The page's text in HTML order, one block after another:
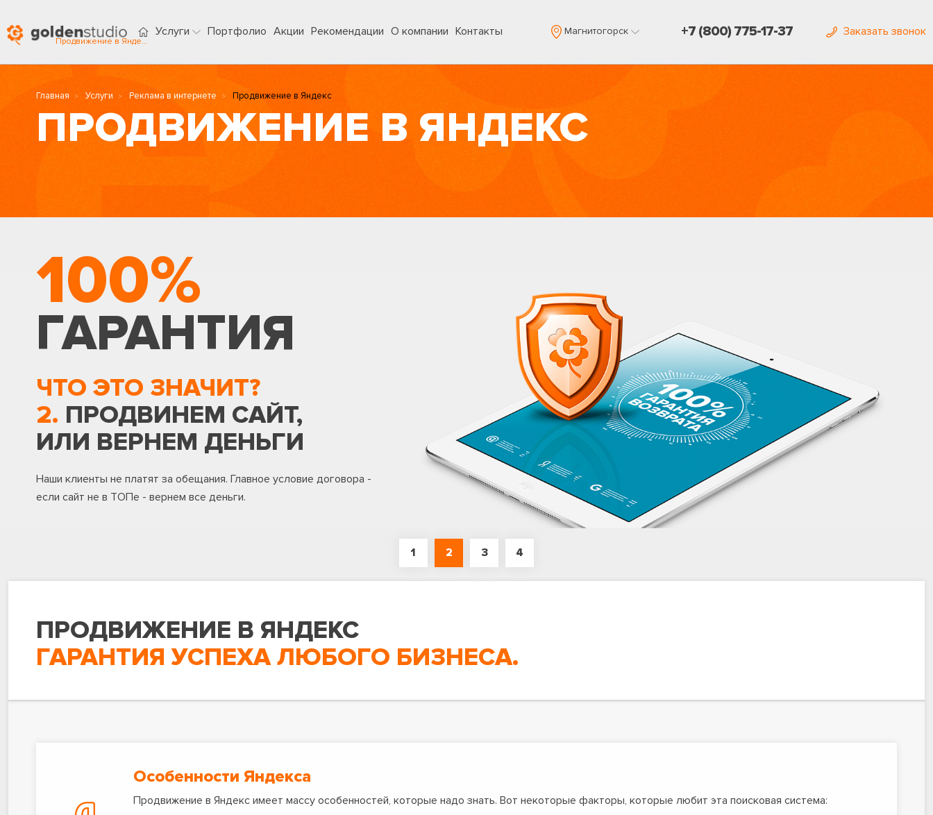
Продвижение в Яндекс в Магнитогорске
Услуги Портфолио Акции Рекомендации О компании Контакты Магнитогорск +7 (800) 775-17-37 Заказать звонок
Главная Услуги Реклама в интернете Продвижение в Яндекс
ПРОДВИЖЕНИЕ В ЯНДЕКС
100%
ГАРАНТИЯ
ЧТО ЭТО ЗНАЧИТ?
2. ПРОДВИНЕМ САЙТ,
ИЛИ ВЕРНЕМ ДЕНЬГИ
Наши клиенты не платят за обещания. Главное условие договора -
если сайт не в ТОПе - вернем все деньги.
1 2 3 4
ПРОДВИЖЕНИЕ В ЯНДЕКС
ГАРАНТИЯ УСПЕХА ЛЮБОГО БИЗНЕСА.
Особенности Яндекса
Продвижение в Яндекс имеет массу особенностей, которые надо знать. Вот некоторые факторы, которые любит эта поисковая система: